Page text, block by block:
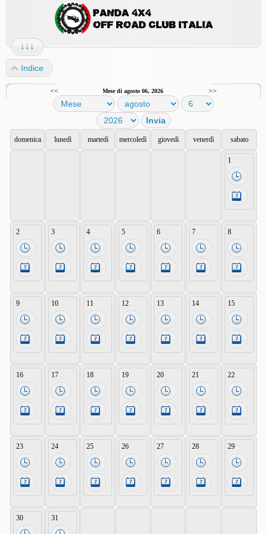
↓↓↓
Indice
<< Mese di agosto 06, 2026 >>
domenica lunedì martedì mercoledì giovedì venerdì sabato
1
2 3 4 5 6 7 8
9 10 11 12 13 14 15
16 17 18 19 20 21 22
23 24 25 26 27 28 29
30 31